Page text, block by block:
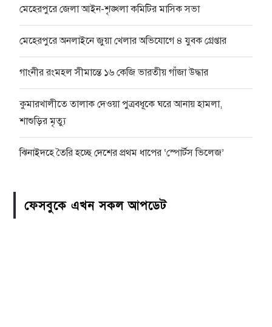
মেহেরপুরে জেলা আইন-শৃঙ্খলা কমিটির মাসিক সভা
মেহেরপুরে অনলাইনে জুয়া খেলার অভিযোগে ৪ যুবক গ্রেপ্তার
গাংনীর রংমহল সীমান্তে ১৬ কেজি ভারতীয় গাঁজা উদ্ধার
কুমারখালীতে তালাক দেওয়া পুত্রবধূকে ঘরে আনায় হামলা,
শাশুড়ির মৃত্যু
ঝিনাইদহে তৈরি হচ্ছে দেশের প্রথম ধাপের ‘স্পোর্টস ভিলেজ’
ফেসবুকে এখন সকল আপডেট